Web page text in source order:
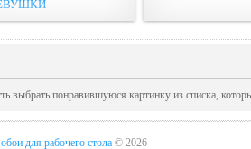
выбрать понравившуюся картинку из списка,
для рабочего стола © 2026